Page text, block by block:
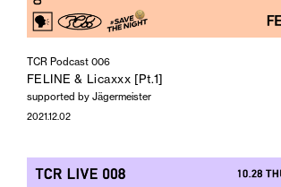
TCR Podcast 006
FELINE & Licaxxx [Pt.1]
supported by Jägermeister
2021.12.02